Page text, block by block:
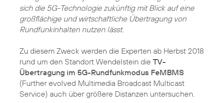
sich die 5G-Technologie zukünftig mit Blick auf eine
großflächige und wirtschaftliche Übertragung von
Rundfunkinhalten nutzen lässt.
Zu diesem Zweck werden die Experten ab Herbst 2018
rund um den Standort Wendelstein die TV-
Übertragung im 5G-Rundfunkmodus FeMBMS
(Further evolved Multimedia Broadcast Multicast
Service) auch über größere Distanzen untersuchen.